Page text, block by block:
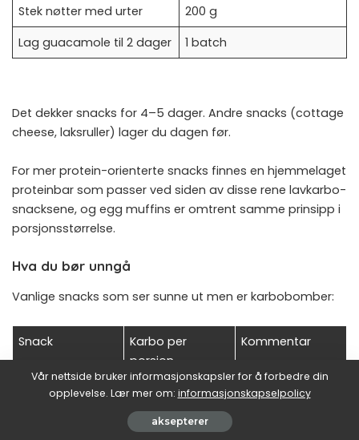
Stek nøtter med urter
200 g
Lag guacamole til 2 dager
1 batch
Det dekker snacks for 4–5 dager. Andre snacks (cottage
cheese, laksruller) lager du dagen før.
For mer protein-orienterte snacks finnes en hjemmelaget
proteinbar som passer ved siden av disse rene lavkarbo-
snacksene, og egg muffins er omtrent samme prinsipp i
porsjonsstørrelse.
Hva du bør unngå
Vanlige snacks som ser sunne ut men er karbobomber:
Snack
Karbo per
porsjon
Kommentar
Knekkebrød med
Knekkebrødet
Vår nettside bruker informasjonskapsler for å forbedre din
opplevelse. Lær mer om: informasjonskapselpolicy
aksepterer